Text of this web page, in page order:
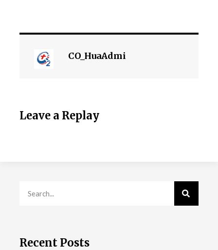
CO_HuaAdmi
Leave a Replay
Recent Posts